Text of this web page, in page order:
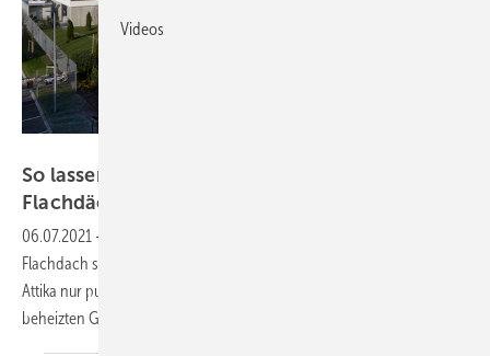
So lassen sich bei Attikadämmung von
Flachdächern Wärmebrücken
06.07.2021 -
Flachdach sind tragende Wärmedämmelemente. Hierbei wird die
Attika nur punktuell angeschlossen. Damit gehört sie nicht mehr zum
beheizten Gebäudevolumen.
Videos